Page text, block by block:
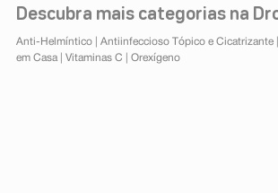
Descubra mais categorias na
Anti-Helmíntico| Antiinfeccioso Tópico e Cicatrizante|
em Casa| Vitaminas C Orexígeno